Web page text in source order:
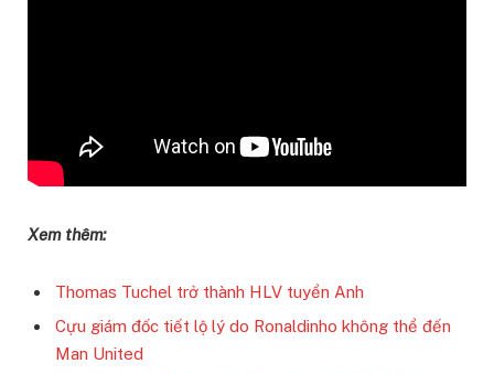
Xem thêm:
Thomas Tuchel trở thành HLV tuyển Anh
Cựu giám đốc tiết lộ lý do Ronaldinho không thể đến
Man United